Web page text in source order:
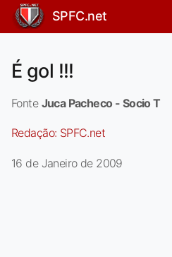
SPFC.net
É gol !!!
Fonte Juca Pacheco - Socio T
Redação: SPFC.net
16 de Janeiro de 2009